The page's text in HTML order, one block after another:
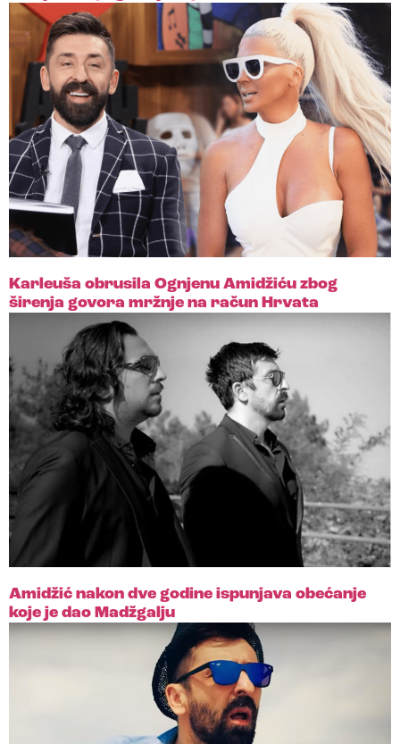
Karleuša obrusila Ognjenu Amidžiću zbog
širenja govora mržnje na račun Hrvata
Amidžić nakon dve godine ispunjava obećanje
koje je dao Madžgalju